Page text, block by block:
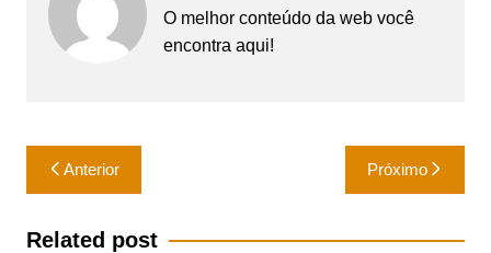
O melhor conteúdo da web você
encontra aqui!
Navegação
de
Post
Anterior Próximo
Related post